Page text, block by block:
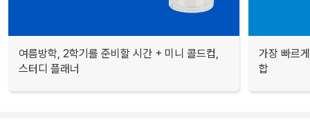
여름방학, 2학기를 준비할 시간 + 미니 콜드컵,
스터디 플래너
가장 빠르
합